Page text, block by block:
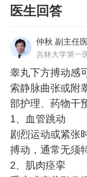
医生回答
仲秋 副主任
吉林大学第一
睾丸下方搏动感
索静脉曲张或附
部护理、药物干
1、血管跳动
剧烈运动或紧张
搏动，通常无须
2、肌肉痉挛